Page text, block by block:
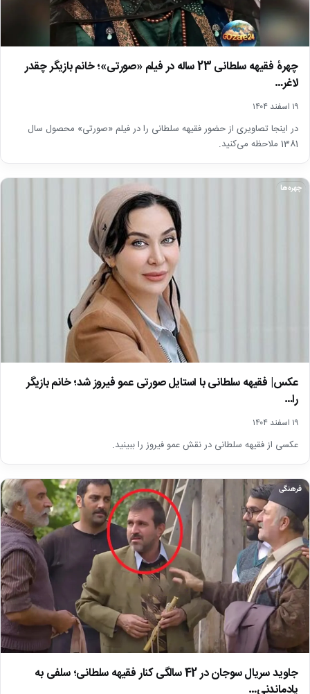
چهرۀ فقیهه سلطانی 23 ساله در فیلم «صورتی»؛ خانم بازیگر چقدر
لاغر…
۱۹ اسفند ۱۴۰۴
در اینجا تصاویری از حضور فقیهه سلطانی را در فیلم «صورتی» محصول سال
1381 ملاحظه می‌کنید.
چهره‌ها
عکس| فقیهه سلطانی با استایل صورتی عمو فیروز شد؛ خانم بازیگر
را…
۱۹ اسفند ۱۴۰۴
عکسی از فقیهه سلطانی در نقش عمو فیروز را ببینید.
فرهنگی
جاوید سریال سوجان در 42 سالگی کنار فقیهه سلطانی؛ سلفی به
یادماندنی…